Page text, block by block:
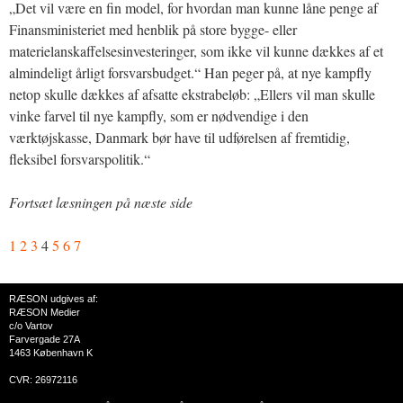
„Det vil være en fin model, for hvordan man kunne låne penge af
Finansministeriet med henblik på store bygge- eller
materielanskaffelsesinvesteringer, som ikke vil kunne dækkes af et
almindeligt årligt forsvarsbudget.“ Han peger på, at nye kampfly
netop skulle dækkes af afsatte ekstrabeløb: „Ellers vil man skulle
vinke farvel til nye kampfly, som er nødvendige i den
værktøjskasse, Danmark bør have til udførelsen af fremtidig,
fleksibel forsvarspolitik.“
Fortsæt læsningen på næste side
1 23 45 67
RÆSON udgives af:
RÆSON Medier
c/o Vartov
Farvergade 27A
1463 København K
CVR: 26972116